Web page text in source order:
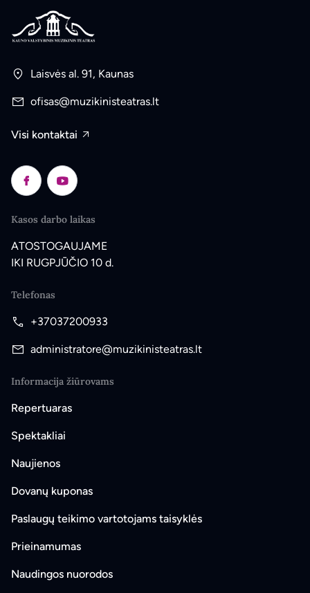
Laisvės al. 91, Kaunas
ofisas@muzikinisteatras.lt
Visi kontaktai
Kasos darbo laikas
ATOSTOGAUJAME
IKI RUGPJŪČIO 10 d.
Telefonas
+37037200933
administratore@muzikinisteatras.lt
Informacija žiūrovams
Repertuaras
Spektakliai
Naujienos
Dovanų kuponas
Paslaugų teikimo vartotojams taisyklės
Prieinamumas
Naudingos nuorodos